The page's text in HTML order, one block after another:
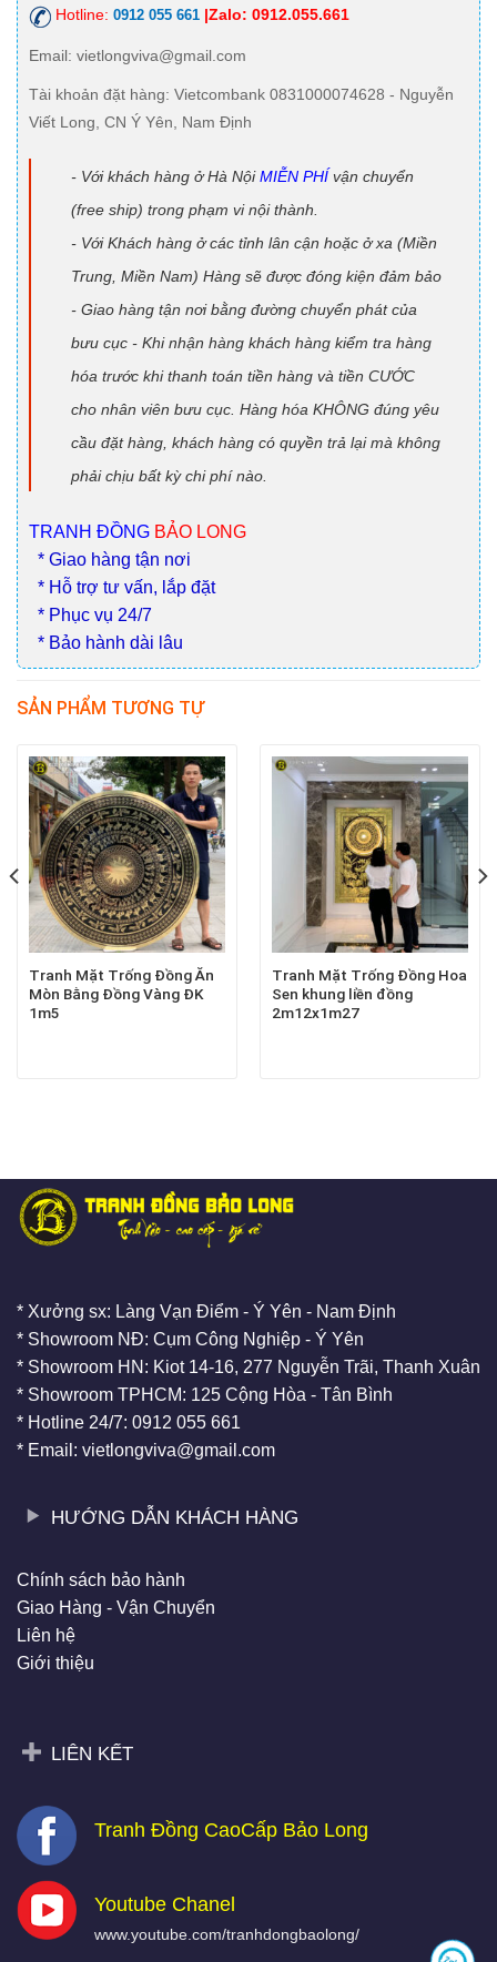
Hotline: 0912 055 661 |Zalo: 0912.055.661
Email: vietlongviva@gmail.com
Tài khoản đặt hàng: Vietcombank 0831000074628 - Nguyễn
Viết Long, CN Ý Yên, Nam Định
- Với khách hàng ở Hà NộiMIỄN PHÍvận chuyển
(free ship) trong phạm vi nội thành.
- Với Khách hàng ở các tỉnh lân cận hoặc ở xa (Miền
Trung, Miền Nam) Hàng sẽ được đóng kiện đảm bảo
- Giao hàng tận nơi bằng đường chuyển phát của
bưu cục - Khi nhận hàng khách hàng kiểm tra hàng
hóa trước khi thanh toán tiền hàng và tiền CƯỚC
cho nhân viên bưu cục. Hàng hóa KHÔNG đúng yêu
cầu đặt hàng, khách hàng có quyền trả lại mà không
phải chịu bất kỳ chi phí nào.
TRANH ĐỒNG BẢO LONG
* Giao hàng tận nơi
* Hỗ trợ tư vấn, lắp đặt
* Phục vụ 24/7
* Bảo hành dài lâu
SẢN PHẨM TƯƠNG TỰ
Tranh Mặt Trống Đồng Ăn
Mòn Bằng Đồng Vàng ĐK
1m5
Tranh Mặt Trống Đồng Hoa
Sen khung liền đồng
2m12x1m27
* Xưởng sx: Làng Vạn Điểm - Ý Yên - Nam Định
* Showroom NĐ: Cụm Công Nghiệp - Ý Yên
* Showroom HN: Kiot 14-16, 277 Nguyễn Trãi, Thanh Xuân
* Showroom TPHCM: 125 Cộng Hòa - Tân Bình
* Hotline 24/7: 0912 055 661
* Email: vietlongviva@gmail.com
HƯỚNG DẪN KHÁCH HÀNG
Chính sách bảo hành
Giao Hàng - Vận Chuyển
Liên hệ
Giới thiệu
LIÊN KẾT
Tranh Đồng CaoCấp Bảo Long
Youtube Chanel
www.youtube.com/tranhdongbaolong/